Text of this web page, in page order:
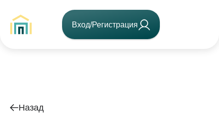
Вход/Регистрация
Назад